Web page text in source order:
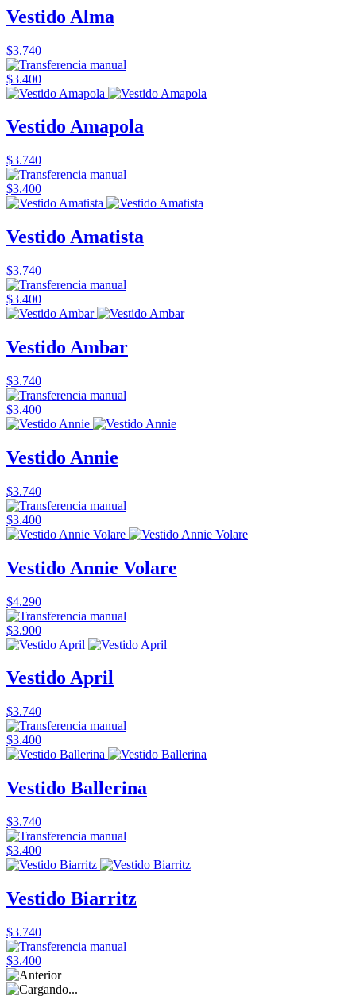
Vestido Alma
$3.740
$3.400
Vestido Amapola
$3.740
$3.400
Vestido Amatista
$3.740
$3.400
Vestido Ambar
$3.740
$3.400
Vestido Annie
$3.740
$3.400
Vestido Annie Volare
$4.290
$3.900
Vestido April
$3.740
$3.400
Vestido Ballerina
$3.740
$3.400
Vestido Biarritz
$3.740
$3.400